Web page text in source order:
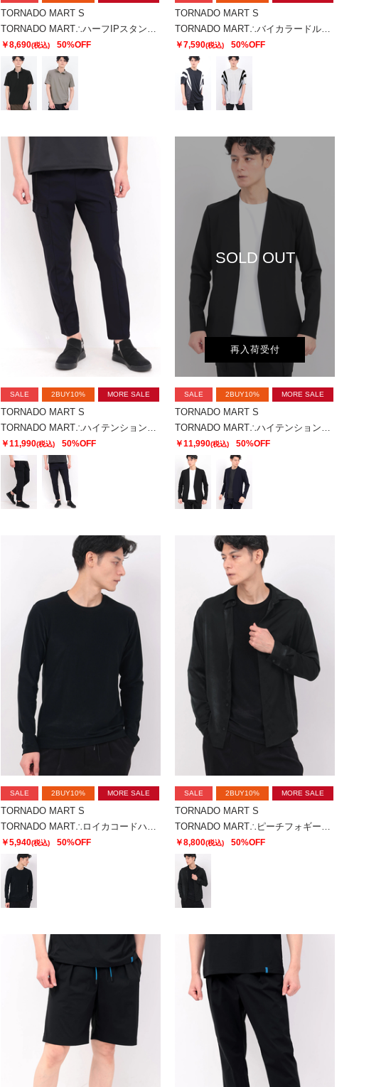
TORNADO MART S
￥8,690(税込) 50%OFF
TORNADO MART S
￥7,590(税込) 50%OFF
SALE 2BUY10% MORE SALE
TORNADO MART S
￥11,990(税込) 50%OFF
SOLD OUT
再入荷受付
SALE 2BUY10% MORE SALE
TORNADO MART S
￥11,990(税込) 50%OFF
SALE 2BUY10% MORE SALE
TORNADO MART S
￥5,940(税込) 50%OFF
SALE 2BUY10% MORE SALE
TORNADO MART S
￥8,800(税込) 50%OFF